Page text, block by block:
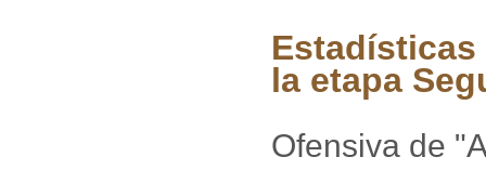
la etapa
Ofensiva de